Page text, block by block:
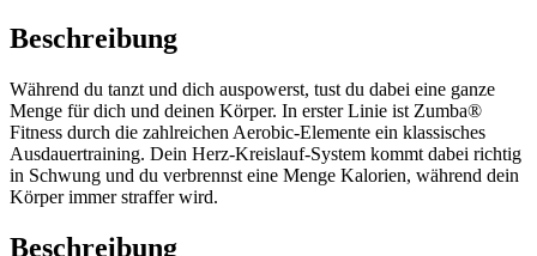
Beschreibung
Während du tanzt und dich auspowerst, tust du dabei eine ganze
Menge für dich und deinen Körper. In erster Linie ist Zumba®
Fitness durch die zahlreichen Aerobic-Elemente ein klassisches
Ausdauertraining. Dein Herz-Kreislauf-System kommt dabei richtig
in Schwung und du verbrennst eine Menge Kalorien, während dein
Körper immer straffer wird.
Beschreibung